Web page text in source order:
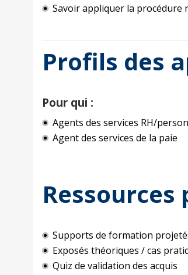
Savoir appliquer la procédure
Profils des
Pour qui :
Agents des services RH/
Agent des services de la paie
Ressources
Supports de formation
Exposés théoriques / cas
Quiz de validation des acquis